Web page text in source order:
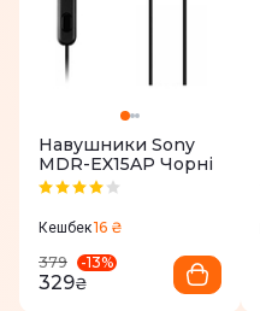
Навушники Sony
MDR-EX15AP Чорні
Кешбек16 ₴
379
-13%
329₴